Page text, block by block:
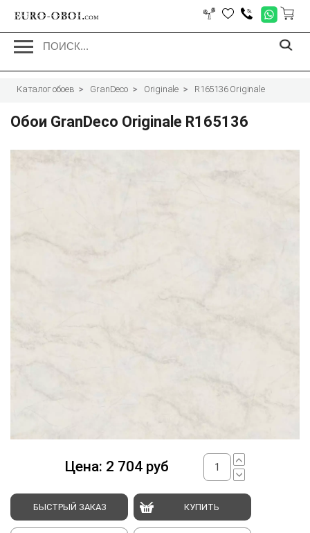
EURO-OBOI.com
Каталог обоев GranDeco Originale R165136 Originale
Обои GranDeco Originale R165136
Цена: 2 704 руб
БЫСТРЫЙ ЗАКАЗ КУПИТЬ